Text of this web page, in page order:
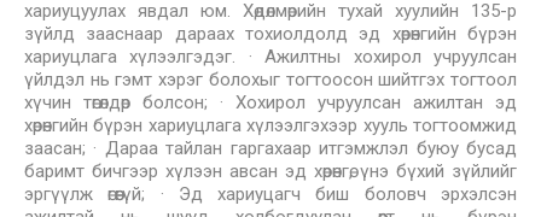
хариуцуулах явдал юм. Хөдөлмөрийн тухай хуулийн 135-р
зүйлд зааснаар дараах тохиолдолд эд хөрөнгийн бүрэн
хариуцлага хүлээлгэдэг. · Ажилтны хохирол учруулсан
үйлдэл нь гэмт хэрэг болохыг тогтоосон шийтгэх тогтоол
хүчин төгөлдөр болсон; · Хохирол учруулсан ажилтан эд
хөрөнгийн бүрэн хариуцлага хүлээлгэхээр хууль тогтоомжид
заасан; · Дараа тайлан гаргахаар итгэмжлэл буюу бусад
баримт бичгээр хүлээн авсан эд хөрөнгө, үнэ бүхий зүйлийг
эргүүлж өгөөгүй; · Эд хариуцагч биш боловч эрхэлсэн